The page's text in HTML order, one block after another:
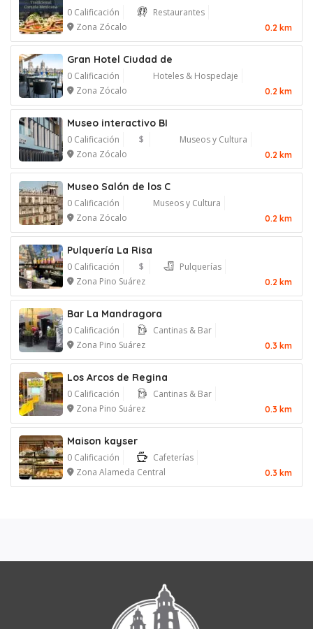
0 Calificación
Restaurantes
Zona Zócalo
0.2 km
Gran Hotel Ciudad de
0 Calificación
Hoteles & Hospedaje
Zona Zócalo
0.2 km
Museo interactivo BI
0 Calificación $
Museos y Cultura
Zona Zócalo
0.2 km
Museo Salón de los C
0 Calificación
Museos y Cultura
Zona Zócalo
0.2 km
Pulquería La Risa
0 Calificación $
Pulquerías
Zona Pino Suárez
0.2 km
Bar La Mandragora
0 Calificación
Cantinas & Bar
Zona Pino Suárez
0.3 km
Los Arcos de Regina
0 Calificación
Cantinas & Bar
Zona Pino Suárez
0.3 km
Maison kayser
0 Calificación
Cafeterías
Zona Alameda Central
0.3 km